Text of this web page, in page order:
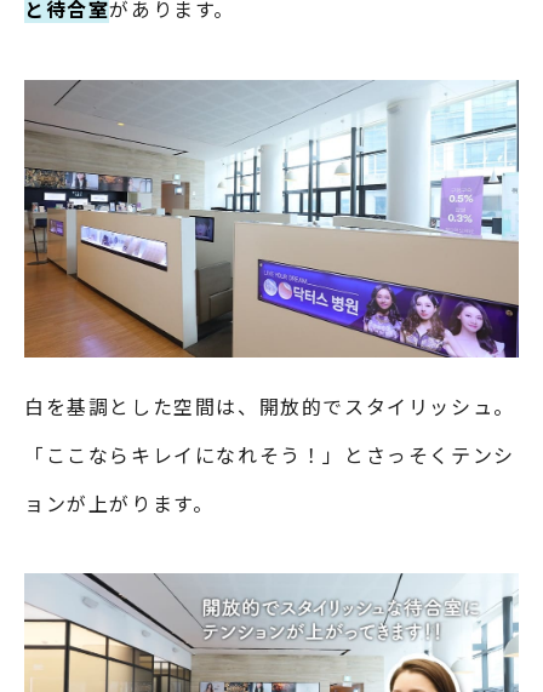
と待合室があります。
白を基調とした空間は、開放的でスタイリッシュ。
「ここならキレイになれそう！」とさっそくテンシ
ョンが上がります。